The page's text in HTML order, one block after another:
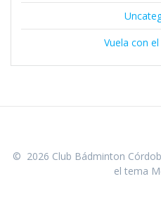
Vuela con
© 2026 Club Bádminton
el tema